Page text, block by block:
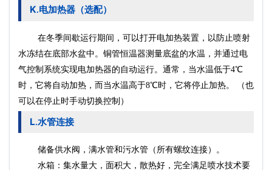
K.电加热器（选配）
在冬季间歇运行期间，可以打开电加热装置，以防止喷射
水冻结在底部水盆中。铜管恒温器测量底盆的水温，并通过电
气控制系统实现电加热器的自动运行。通常，当水温低于4℃
时，它将自动加热，而当水温高于8℃时，它将停止加热。 （也
可以在停止时手动切换控制）
L.水管连接
储备供水阀，满水管和污水管（所有螺纹连接）。
水箱：集水量大，面积大，散热好，完全满足喷水技术要